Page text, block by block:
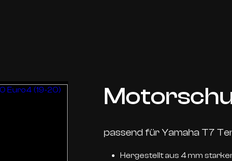
passend für Yamaha T7
Hergestellt aus 4 mm